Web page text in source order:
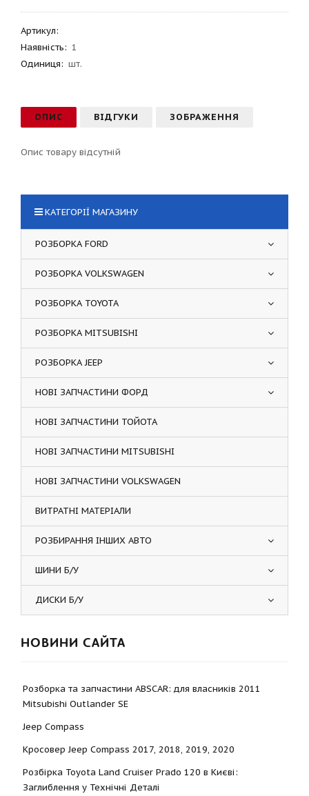
Артикул:
Наявність: 1
Одиниця: шт.
ОПИС ВІДГУКИ ЗОБРАЖЕННЯ
Опис товару відсутній
КАТЕГОРІЇ МАГАЗИНУ
РОЗБОРКА FORD
РОЗБОРКА VOLKSWAGEN
РОЗБОРКА TOYOTA
РОЗБОРКА MITSUBISHI
РОЗБОРКА JEEP
НОВІ ЗАПЧАСТИНИ ФОРД
НОВІ ЗАПЧАСТИНИ ТОЙОТА
НОВІ ЗАПЧАСТИНИ MITSUBISHI
НОВІ ЗАПЧАСТИНИ VOLKSWAGEN
ВИТРАТНІ МАТЕРІАЛИ
РОЗБИРАННЯ ІНШИХ АВТО
ШИНИ Б/У
ДИСКИ Б/У
НОВИНИ САЙТА
Розборка та запчастини ABSCAR: для власників 2011
Mitsubishi Outlander SE
Jeep Compass
Кросовер Jeep Compass 2017, 2018, 2019, 2020
Розбірка Toyota Land Cruiser Prado 120 в Києві:
Заглиблення у Технічні Деталі